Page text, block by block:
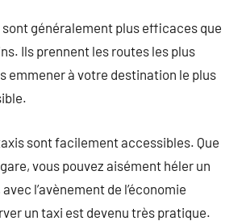
sont généralement plus efficaces que
Ils prennent les routes les plus
emmener à votre destination le plus
sont facilement accessibles. Que
vous pouvez aisément héler un
l’avènement de l’économie
un taxi est devenu très pratique.